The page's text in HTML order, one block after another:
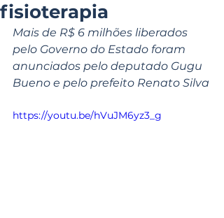
fisioterapia
Mais de R$ 6 milhões liberados
pelo Governo do Estado foram
anunciados pelo deputado Gugu
Bueno e pelo prefeito Renato Silva
https://youtu.be/hVuJM6yz3_g